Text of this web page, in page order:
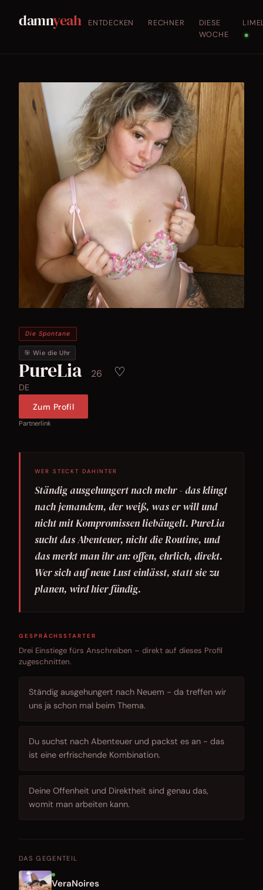
damnyeah ENTDECKEN RECHNER
DIESE
WOCHE
●
Die Spontane
🎯 Wie die Uhr
PureLia 26 ♡
DE
Zum Profil
Partnerlink
WER STECKT DAHINTER
Ständig ausgehungert nach mehr - das klingt
nach jemandem, der weiß, was er will und
nicht mit Kompromissen liebäugelt. PureLia
sucht das Abenteuer, nicht die Routine, und
das merkt man ihr an: offen, ehrlich, direkt.
Wer sich auf neue Lust einlässt, statt sie zu
planen, wird hier fündig.
GESPRÄCHSSTARTER
Drei Einstiege fürs Anschreiben – direkt auf dieses Profil
zugeschnitten.
Ständig ausgehungert nach Neuem - da treffen wir
uns ja schon mal beim Thema.
Du suchst nach Abenteuer und packst es an - das
ist eine erfrischende Kombination.
Deine Offenheit und Direktheit sind genau das,
womit man arbeiten kann.
DAS GEGENTEIL
VeraNoires